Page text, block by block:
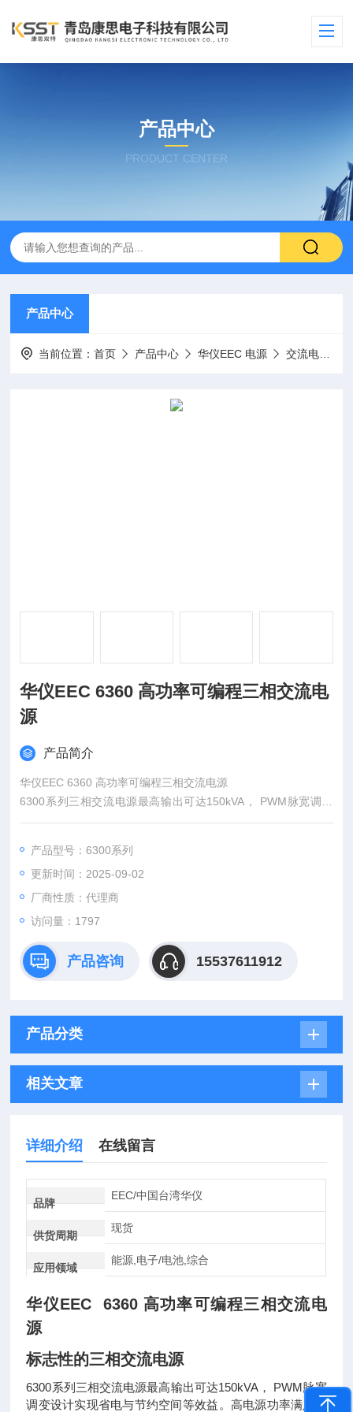
产品中心
PRODUCT CENTER
产品中心
当前位置：首页 产品中心 华仪EEC 电源 交流电源
华仪EEC 6360 高功率可编程三相交流电
源
产品简介
华仪EEC 6360 高功率可编程三相交流电源
6300系列三相交流电源最高输出可达150kVA， PWM脉宽调变
设计实现省电与节约空间等效益。高电源功率满足工业马达，空
符合航空、军事的法规与测试需求。
产品型号：6300系列
更新时间：2025-09-02
厂商性质：代理商
访问量：1797
产品咨询 15537611912
产品分类
相关文章
详细介绍 在线留言
品牌
EEC/中国台湾华仪
供货周期
现货
应用领域
能源,电子/电池,综合
华仪EEC 6360 高功率可编程三相交流电
源
标志性的三相交流电源
6300系列三相交流电源最高输出可达150kVA， PWM脉宽
调变设计实现省电与节约空间等效益。高电源功率满足工